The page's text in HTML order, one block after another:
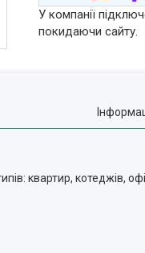
У компанії
покидаючи сайту.
квартир, котеджів,